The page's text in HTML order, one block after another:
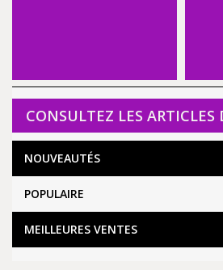
CONSULTEZ LES ARTICLES
NOUVEAUTÉS
POPULAIRE
MEILLEURES VENTES